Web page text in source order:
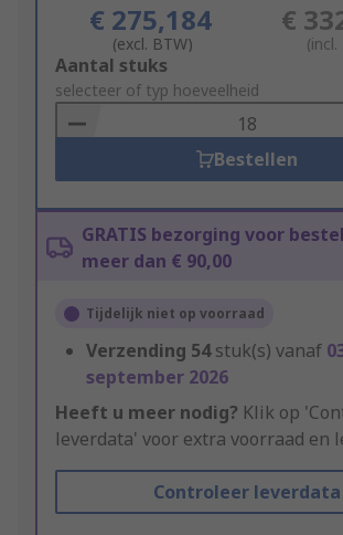
€ 275,184
(excl. BTW)
€
Add
to
Basket
Aantal stuks
selecteer of typ hoeveelheid
Bestellen
GRATIS bezorging voor
meer dan € 90,00
Tijdelijk niet op voorraad
Verzending 54stuk(s) vanaf
september 2026
Heeft u meer nodig? Klik op
leverdata' voor extra voorraad en
Controleer leverdata